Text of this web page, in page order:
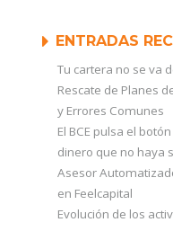
ENTRADAS
Tu cartera no se va
Rescate de Planes
y Errores Comunes
El BCE pulsa el
dinero que no haya
Asesor
en Feelcapital
Evolución de los